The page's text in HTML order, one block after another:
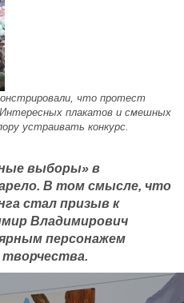
что протест
плакатов и смешных
устраивать конкурс.
выборы» в
В том смысле, что
стал призыв к
Владимирович
персонажем